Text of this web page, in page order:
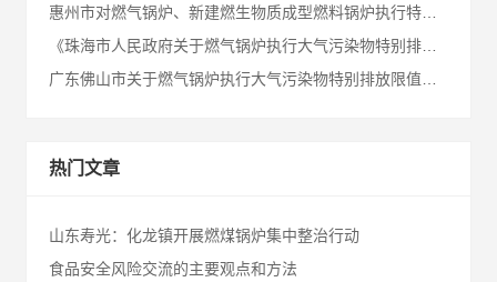
惠州市对燃气锅炉、新建燃生物质成型燃料锅炉执行特别排放限值
《珠海市人民政府关于燃气锅炉执行大气污染物特别排放限值的通告》十问十答
热门文章
山东寿光：化龙镇开展燃煤锅炉集中整治行动
食品安全风险交流的主要观点和方法